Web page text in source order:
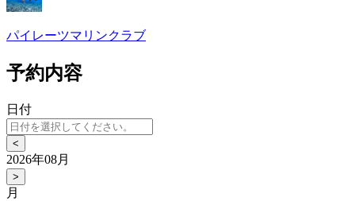
パイレーツマリンクラブ
予約内容
日付
<
2026年08月
>
月